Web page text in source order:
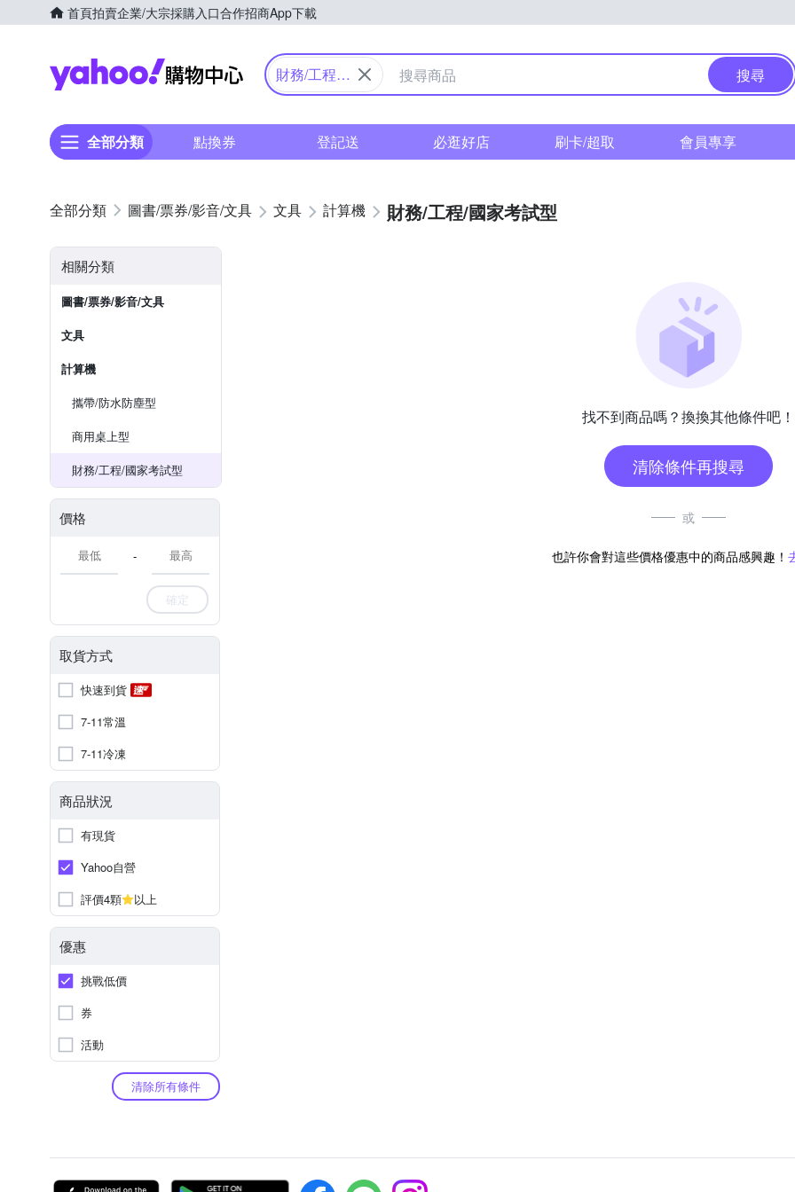
首頁拍賣企業/大宗採購入口合作招商App下載
Yahoo購物中心
財務/工程/
搜尋
全部分類 點換券 登記送 必逛好店 刷卡/超取 會員專享
圖書/票券/影音/文具 文具 計算機 財務/工程/國家考試型
相關分類
圖書/票券/影音/文具
文具
計算機
攜帶/防水防塵型
商用桌上型
財務/工程/國家考試型
價格
-
確定
取貨方式
快速到貨
7-11常溫
7-11冷凍
商品狀況
有現貨
Yahoo自營
評價4顆
以上
優惠
挑戰低價
券
活動
清除所有條件
找不到商品嗎？換換其他條件吧！
清除條件再搜尋
或
也許你會對這些價格優惠中的商品感興趣！